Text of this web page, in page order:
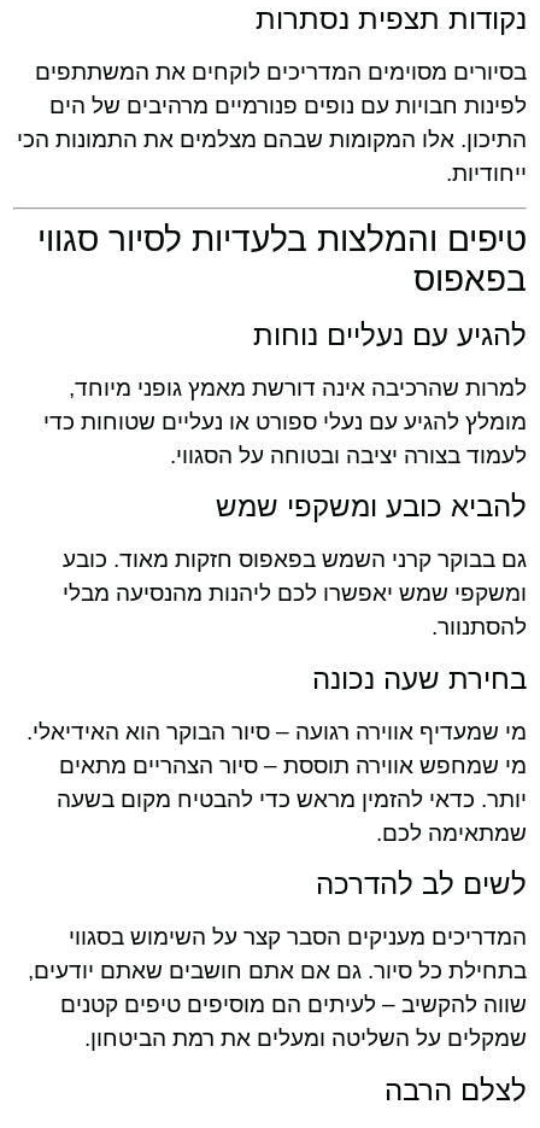
נקודות תצפית נסתרות
בסיורים מסוימים המדריכים לוקחים את המשתתפים
לפינות חבויות עם נופים פנורמיים מרהיבים של הים
התיכון. אלו המקומות שבהם מצלמים את התמונות הכי
ייחודיות.
טיפים והמלצות בלעדיות לסיור סגווי
בפאפוס
להגיע עם נעליים נוחות
למרות שהרכיבה אינה דורשת מאמץ גופני מיוחד,
מומלץ להגיע עם נעלי ספורט או נעליים שטוחות כדי
לעמוד בצורה יציבה ובטוחה על הסגווי.
להביא כובע ומשקפי שמש
גם בבוקר קרני השמש בפאפוס חזקות מאוד. כובע
ומשקפי שמש יאפשרו לכם ליהנות מהנסיעה מבלי
להסתנוור.
בחירת שעה נכונה
מי שמעדיף אווירה רגועה – סיור הבוקר הוא האידיאלי.
מי שמחפש אווירה תוססת – סיור הצהריים מתאים
יותר. כדאי להזמין מראש כדי להבטיח מקום בשעה
שמתאימה לכם.
לשים לב להדרכה
המדריכים מעניקים הסבר קצר על השימוש בסגווי
בתחילת כל סיור. גם אם אתם חושבים שאתם יודעים,
שווה להקשיב – לעיתים הם מוסיפים טיפים קטנים
שמקלים על השליטה ומעלים את רמת הביטחון.
לצלם הרבה